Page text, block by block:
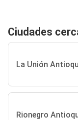
Ciudades
La Unión
Rionegro